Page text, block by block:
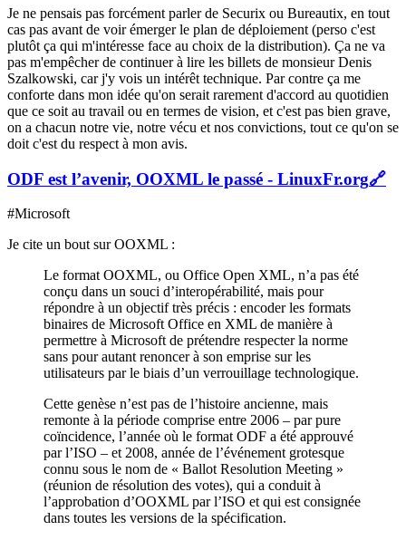
Je ne pensais pas forcément parler de Securix ou Bureautix, en tout
cas pas avant de voir émerger le plan de déploiement (perso c'est
plutôt ça qui m'intéresse face au choix de la distribution). Ça ne va
pas m'empêcher de continuer à lire les billets de monsieur Denis
Szalkowski, car j'y vois un intérêt technique. Par contre ça me
conforte dans mon idée qu'on serait rarement d'accord au quotidien
que ce soit au travail ou en termes de vision, et c'est pas bien grave,
on a chacun notre vie, notre vécu et nos convictions, tout ce qu'on se
doit c'est du respect à mon avis.
ODF est l’avenir, OOXML le passé - LinuxFr.org🔗
#Microsoft
Je cite un bout sur OOXML :
Le format OOXML, ou Office Open XML, n’a pas été
conçu dans un souci d’interopérabilité, mais pour
répondre à un objectif très précis : encoder les formats
binaires de Microsoft Office en XML de manière à
permettre à Microsoft de prétendre respecter la norme
sans pour autant renoncer à son emprise sur les
utilisateurs par le biais d’un verrouillage technologique.
Cette genèse n’est pas de l’histoire ancienne, mais
remonte à la période comprise entre 2006 ‒ par pure
coïncidence, l’année où le format ODF a été approuvé
par l’ISO ‒ et 2008, année de l’événement grotesque
connu sous le nom de « Ballot Resolution Meeting »
(réunion de résolution des votes), qui a conduit à
l’approbation d’OOXML par l’ISO et qui est consignée
dans toutes les versions de la spécification.